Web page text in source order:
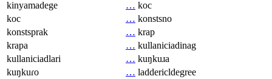
kinyamadege
… koc
koc
… konstsno
konstsprak
… krap
krapa
… kullaniciadinag
kullaniciadlari
… kuŋkuɹa
kuŋkuɾo
… laddericldegree